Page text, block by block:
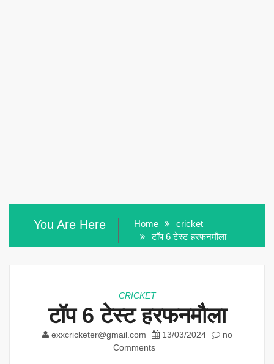
You Are Here Home
cricket
टॉप 6 टेस्ट हरफनमौला
CRICKET
टॉप 6 टेस्ट हरफनमौला
exxcricketer@gmail.com 13/03/2024
no
Comments